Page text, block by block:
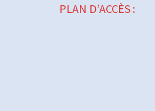
PLAN D’ACCÈS :